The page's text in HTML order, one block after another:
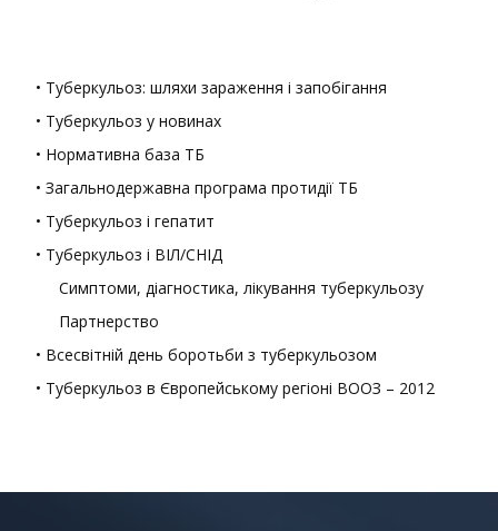
• Туберкульоз: шляхи зараження і запобігання
• Туберкульоз у новинах
• Нормативна база ТБ
• Загальнодержавна програма протидії ТБ
• Туберкульоз і гепатит
• Туберкульоз і ВІЛ/СНІД
Симптоми, діагностика, лікування туберкульозу
Партнерство
• Всесвітній день боротьби з туберкульозом
• Туберкульоз в Європейському регіоні ВООЗ – 2012